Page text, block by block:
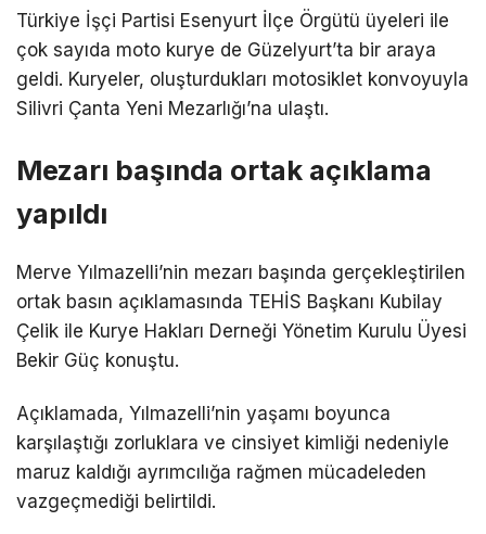
Türkiye İşçi Partisi Esenyurt İlçe Örgütü üyeleri ile
çok sayıda moto kurye de Güzelyurt’ta bir araya
geldi. Kuryeler, oluşturdukları motosiklet konvoyuyla
Silivri Çanta Yeni Mezarlığı’na ulaştı.
Mezarı başında ortak açıklama
yapıldı
Merve Yılmazelli’nin mezarı başında gerçekleştirilen
ortak basın açıklamasında TEHİS Başkanı Kubilay
Çelik ile Kurye Hakları Derneği Yönetim Kurulu Üyesi
Bekir Güç konuştu.
Açıklamada, Yılmazelli’nin yaşamı boyunca
karşılaştığı zorluklara ve cinsiyet kimliği nedeniyle
maruz kaldığı ayrımcılığa rağmen mücadeleden
vazgeçmediği belirtildi.